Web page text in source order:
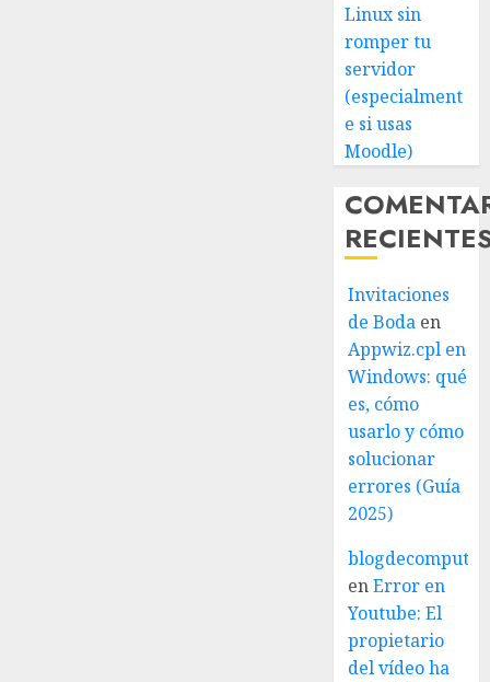
Linux sin
romper tu
servidor
(especialment
e si usas
Moodle)
Invitaciones
de Boda en
Appwiz.cpl en
Windows: qué
es, cómo
usarlo y cómo
solucionar
errores (Guía
2025)
enError en
Youtube: El
propietario
del vídeo ha